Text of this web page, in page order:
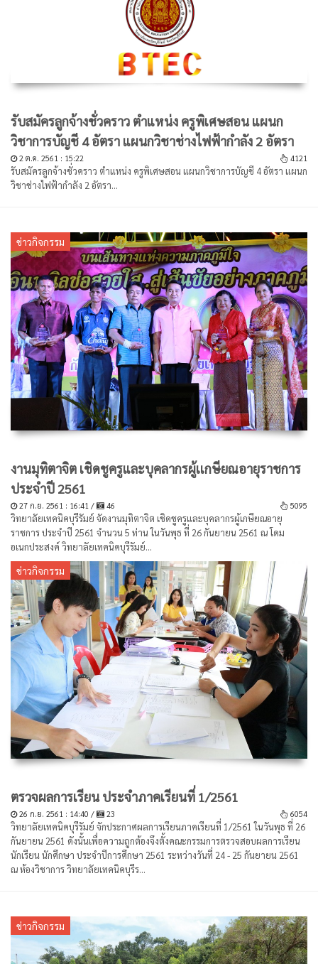
รับสมัครลูกจ้างชั่วคราว ตำแหน่ง ครูพิเศษสอน แผนก
วิชาการบัญชี 4 อัตรา แผนกวิชาช่างไฟฟ้ากำลัง 2 อัตรา
2 ต.ค. 2561 : 15:22 4121
รับสมัครลูกจ้างชั่วคราว ตำแหน่ง ครูพิเศษสอน แผนกวิชาการบัญชี 4 อัตรา แผนก
วิชาช่างไฟฟ้ากำลัง 2 อัตรา...
ข่าวกิจกรรม
งานมุทิตาจิต เชิดชูครูและบุคลากรผู้เเกษียณอายุราชการ
ประจำปี 2561
27 ก.ย. 2561 : 16:41 / 46 5095
วิทยาลัยเทคนิคบุรีรัมย์ จัดงานมุทิตาจิต เชิดชูครูและบุคลากรผู้เกษียณอายุ
ราชการ ประจำปี 2561 จำนวน 5 ท่าน ในวันพุธ ที่ 26 กันยายน 2561 ณ โดม
อเนกประสงค์ วิทยาลัยเทคนิคบุรีรัมย์...
ข่าวกิจกรรม
ตรวจผลการเรียน ประจำภาคเรียนที่ 1/2561
26 ก.ย. 2561 : 14:40 / 23 6054
วิทยาลัยเทคนิคบุรีรัมย์ จักประกาศผลการเรียนภาคเรียนที่ 1/2561 ในวันพุธ ที่ 26
กันยายน 2561 ดังนั้นเพื่อความถูกต้องจึงตั้งคณะกรรมการตรวจสอบผลการเรียน
นักเรียน นักศึกษา ประจำปีการศึกษา 2561 ระหว่างวันที่ 24 - 25 กันยายน 2561
ณ ห้องวิชาการ วิทยาลัยเทคนิคบุรีร...
ข่าวกิจกรรม